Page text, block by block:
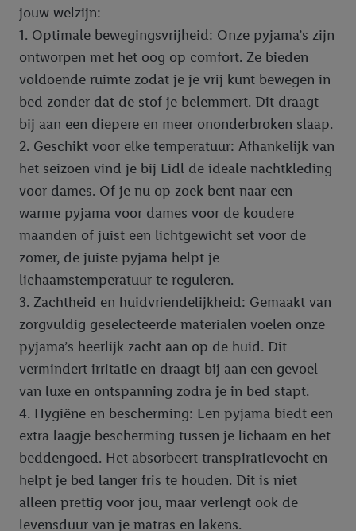
jouw welzijn:
1. Optimale bewegingsvrijheid: Onze pyjama’s zijn
ontworpen met het oog op comfort. Ze bieden
voldoende ruimte zodat je je vrij kunt bewegen in
bed zonder dat de stof je belemmert. Dit draagt
bij aan een diepere en meer ononderbroken slaap.
2. Geschikt voor elke temperatuur: Afhankelijk van
het seizoen vind je bij Lidl de ideale nachtkleding
voor dames. Of je nu op zoek bent naar een
warme pyjama voor dames voor de koudere
maanden of juist een lichtgewicht set voor de
zomer, de juiste pyjama helpt je
lichaamstemperatuur te reguleren.
3. Zachtheid en huidvriendelijkheid: Gemaakt van
zorgvuldig geselecteerde materialen voelen onze
pyjama’s heerlijk zacht aan op de huid. Dit
vermindert irritatie en draagt bij aan een gevoel
van luxe en ontspanning zodra je in bed stapt.
4. Hygiëne en bescherming: Een pyjama biedt een
extra laagje bescherming tussen je lichaam en het
beddengoed. Het absorbeert transpiratievocht en
helpt je bed langer fris te houden. Dit is niet
alleen prettig voor jou, maar verlengt ook de
levensduur van je matras en lakens.